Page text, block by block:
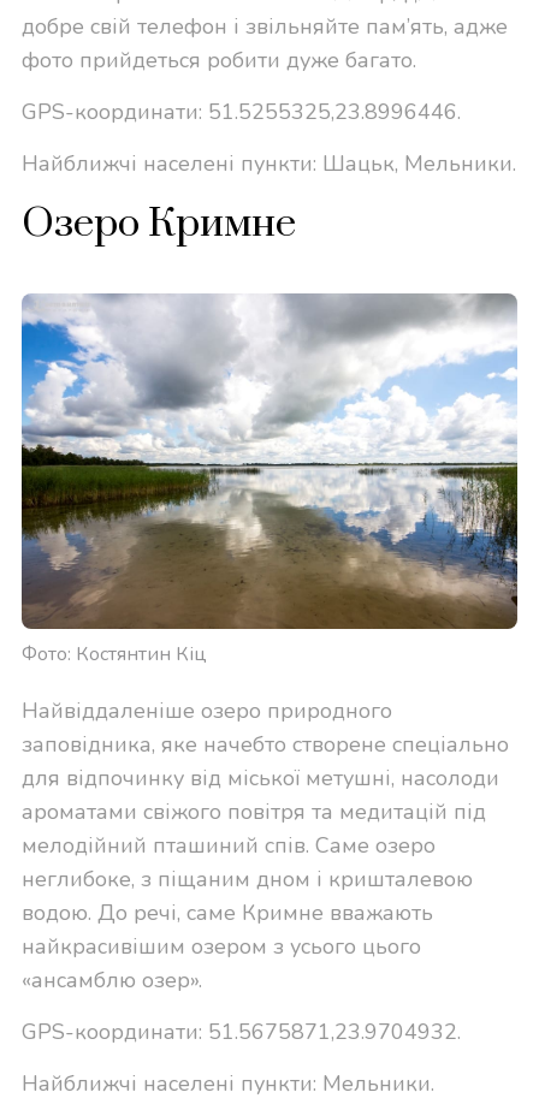
добре свій телефон і звільняйте пам’ять, адже
фото прийдеться робити дуже багато.
GPS-координати: 51.5255325,23.8996446.
Найближчі населені пункти: Шацьк, Мельники.
Озеро Кримне
Фото: Костянтин Кіц
Найвіддаленіше озеро природного
заповідника, яке начебто створене спеціально
для відпочинку від міської метушні, насолоди
ароматами свіжого повітря та медитацій під
мелодійний пташиний спів. Саме озеро
неглибоке, з піщаним дном і кришталевою
водою. До речі, саме Кримне вважають
найкрасивішим озером з усього цього
«ансамблю озер».
GPS-координати: 51.5675871,23.9704932.
Найближчі населені пункти: Мельники.